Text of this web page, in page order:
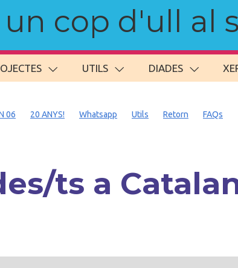
cop d'ull al
UTILS DIADES
06 20 ANYS! Whatsapp Utils Retorn FAQs
ts a